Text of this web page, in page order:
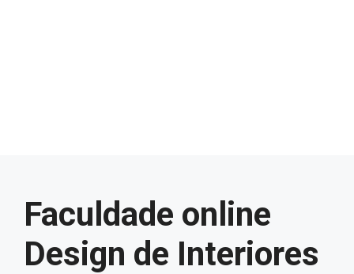
Faculdade online
Design de Interiores